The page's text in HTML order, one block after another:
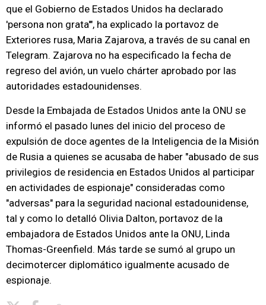
que el Gobierno de Estados Unidos ha declarado
'persona non grata'", ha explicado la portavoz de
Exteriores rusa, Maria Zajarova, a través de su canal en
Telegram. Zajarova no ha especificado la fecha de
regreso del avión, un vuelo chárter aprobado por las
autoridades estadounidenses.
Desde la Embajada de Estados Unidos ante la ONU se
informó el pasado lunes del inicio del proceso de
expulsión de doce agentes de la Inteligencia de la Misión
de Rusia a quienes se acusaba de haber "abusado de sus
privilegios de residencia en Estados Unidos al participar
en actividades de espionaje" consideradas como
"adversas" para la seguridad nacional estadounidense,
tal y como lo detalló Olivia Dalton, portavoz de la
embajadora de Estados Unidos ante la ONU, Linda
Thomas-Greenfield. Más tarde se sumó al grupo un
decimotercer diplomático igualmente acusado de
espionaje.